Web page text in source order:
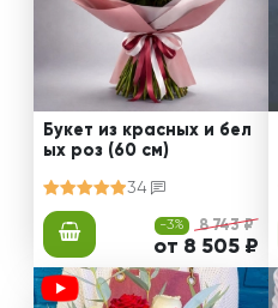
Букет из красных и бел
ых роз (60 см)
34
-3% 8 743 ₽
от 8 505 ₽